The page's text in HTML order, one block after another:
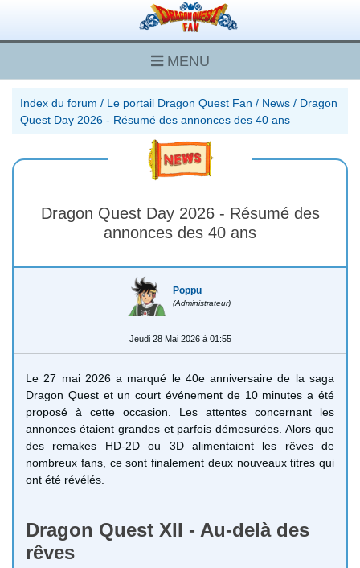
MENU
Index du forum / Le portail Dragon Quest Fan / News / Dragon
Quest Day 2026 - Résumé des annonces des 40 ans
Dragon Quest Day 2026 - Résumé des
annonces des 40 ans
Poppu
(Administrateur)
Jeudi 28 Mai 2026 à 01:55
Le 27 mai 2026 a marqué le 40e anniversaire de la saga
Dragon Quest et un court événement de 10 minutes a été
proposé à cette occasion. Les attentes concernant les
annonces étaient grandes et parfois démesurées. Alors que
des remakes HD-2D ou 3D alimentaient les rêves de
nombreux fans, ce sont finalement deux nouveaux titres qui
ont été révélés.
Dragon Quest XII - Au-delà des
rêves